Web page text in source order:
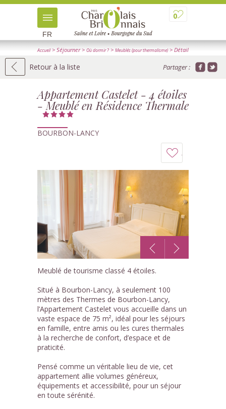
0
FR
Accueil> Séjourner> Où dormir ? > Meublés (pour thermalisme)> Détail
Retour à la liste Partager :
Appartement Castelet - 4 étoiles
- Meublé en Résidence Thermale
BOURBON-LANCY
à
mon
Meublé de tourisme classé 4 étoiles.
Situé à Bourbon-Lancy, à seulement 100
mètres des Thermes de Bourbon-Lancy,
l’Appartement Castelet vous accueille dans un
vaste espace de 75 m², idéal pour les séjours
en famille, entre amis ou les cures thermales
à la recherche de confort, d’espace et de
praticité.
Pensé comme un véritable lieu de vie, cet
appartement allie volumes généreux,
équipements et accessibilité, pour un séjour
en toute sérénité.